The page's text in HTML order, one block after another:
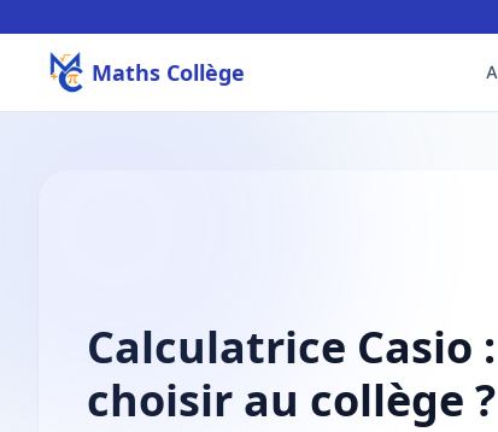
Maths Collège
Calculatrice Casio
choisir au collège ?